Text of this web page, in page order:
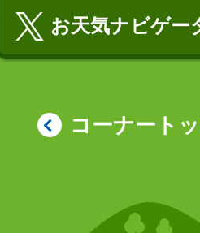
お天気ナビゲー
コーナート